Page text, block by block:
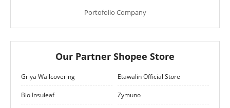
Portofolio Company
Our Partner Shopee Store
Griya Wallcovering Etawalin Official Store
Bio Insuleaf Zymuno